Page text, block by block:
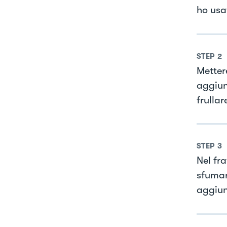
ho
STEP 2
STEP 3
Nel